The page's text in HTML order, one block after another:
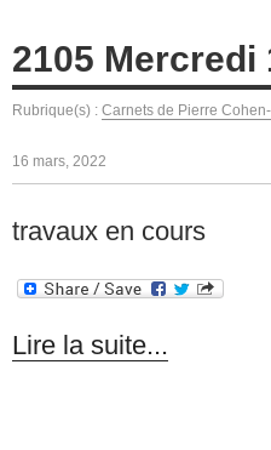
2105 Mercredi
Rubrique(s) : Carnets de Pierre
16 mars, 2022
travaux en cours
Lire la suite...